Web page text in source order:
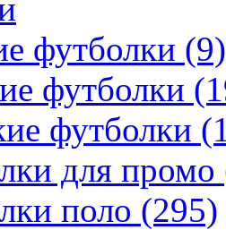
футболки (9)
футболки
футболки
для промо
поло (295)